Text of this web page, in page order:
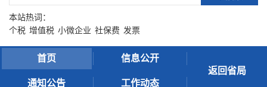
本站热词：
个税 增值税 小微企业 社保费 发票
首页 信息公开
通知公告 工作动态
返回省局